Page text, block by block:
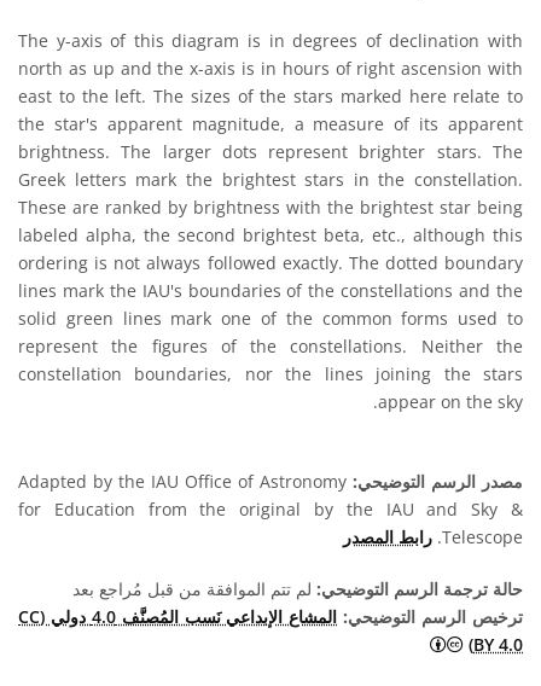
The y-axis of this diagram is in degrees of declination with
north as up and the x-axis is in hours of right ascension with
east to the left. The sizes of the stars marked here relate to
the star's apparent magnitude, a measure of its apparent
brightness. The larger dots represent brighter stars. The
Greek letters mark the brightest stars in the constellation.
These are ranked by brightness with the brightest star being
labeled alpha, the second brightest beta, etc., although this
ordering is not always followed exactly. The dotted boundary
lines mark the IAU's boundaries of the constellations and the
solid green lines mark one of the common forms used to
represent the figures of the constellations. Neither the
constellation boundaries, nor the lines joining the stars
appear on the sky.
مصدر الرسم التوضيحي: Adapted by the IAU Office of Astronomy
for Education from the original by the IAU and Sky &
Telescope. رابط المصدر
حالة ترجمة الرسم التوضيحي: لم تتم الموافقة من قبل مُراجع بعد
ترخيص الرسم التوضيحي:
المشاع الإبداعي نَسب المُصنَّف 4.0 دولي (CC
BY 4.0)
المشاع الإبداعي نَسب المُصنَّف 4.0 دولي (CC BY 4.0) أيقونات